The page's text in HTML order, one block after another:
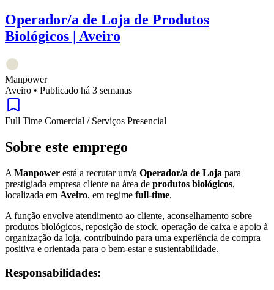
Operador/a de Loja de Produtos
Biológicos | Aveiro
Manpower
Aveiro • Publicado há 3 semanas
Full Time Comercial / Serviços Presencial
Sobre este emprego
A Manpower está a recrutar um/a Operador/a de Loja para
prestigiada empresa cliente na área de produtos biológicos,
localizada em Aveiro, em regime full-time.
A função envolve atendimento ao cliente, aconselhamento sobre
produtos biológicos, reposição de stock, operação de caixa e apoio à
organização da loja, contribuindo para uma experiência de compra
positiva e orientada para o bem-estar e sustentabilidade.
Responsabilidades: